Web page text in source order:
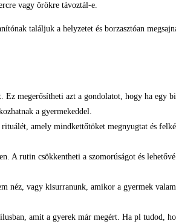
vagy örökre távoztál-e.
találjuk a helyzetet és borzasztóan
megerősítheti azt a gondolatot, hogy ha egy
a gyermekeddel.
amely mindkettőtöket megnyugtat és
A rutin csökkentheti a szomorúságot és
néz, vagy kisurranunk, amikor a gyermek
amit a gyerek már megért. Ha pl tudod,